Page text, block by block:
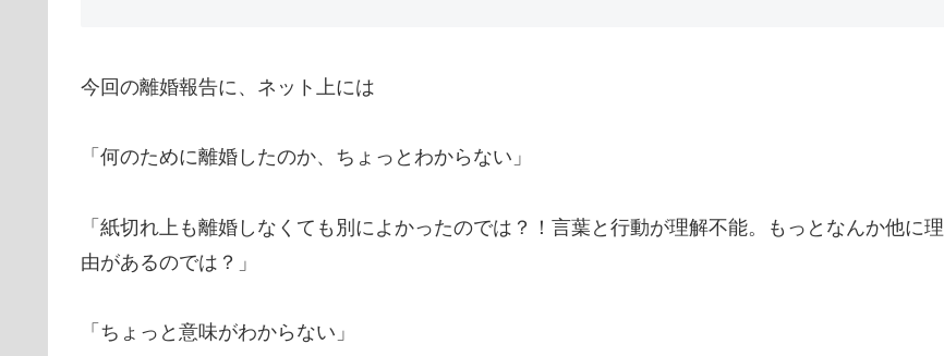
今回の離婚報告に、ネット上には
「何のために離婚したのか、ちょっとわからない」
「紙切れ上も離婚しなくても別によかったのでは？！言葉と行動が理解不能。もっとなんか他に理
由があるのでは？」
「ちょっと意味がわからない」